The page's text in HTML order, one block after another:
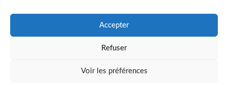
Accepter
Refuser
Voir les préférences
78330 FONTENAY LE FLEURY
01.34.60.37.33